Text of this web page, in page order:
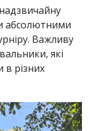
абсолютними
Важливу
які
в різних